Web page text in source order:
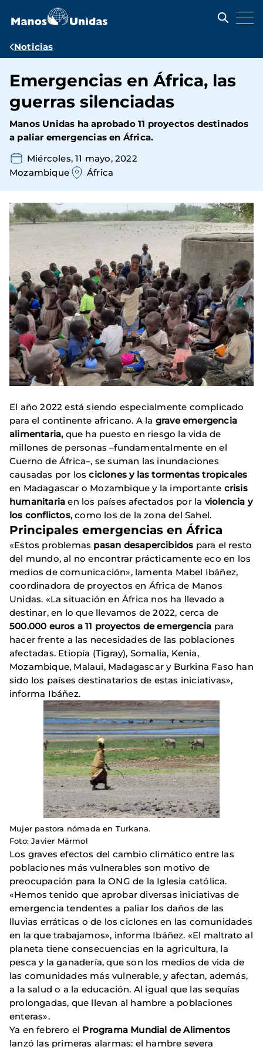
contenido
Ruta
navegación
Noticias
Emergencias en África, las
guerras silenciadas
Manos Unidas ha aprobado 11 proyectos destinados
a paliar emergencias en África.
Miércoles, 11 mayo, 2022
Mozambique
África
El año 2022 está siendo especialmente complicado
para el continente africano. A la grave emergencia
alimentaria,que ha puesto en riesgo la vida de
millones de personas –fundamentalmente en el
Cuerno de África–, se suman las inundaciones
causadas por losciclones y las tormentas tropicales
en Madagascar o Mozambique y la importante crisis
humanitaria en los países afectados por la violencia y
los conflictos, como los de la zona del Sahel.
Principales emergencias en África
«Estos problemas pasan desapercibidos para el resto
del mundo, al no encontrar prácticamente eco en los
medios de comunicación», lamenta Mabel Ibáñez,
coordinadora de proyectos en África de Manos
Unidas. «La situación en África nos ha llevado a
destinar, en lo que llevamos de 2022, cerca de
500.000 euros a 11 proyectos de emergencia para
hacer frente a las necesidades de las poblaciones
afectadas. Etiopía (Tigray), Somalia, Kenia,
Mozambique, Malaui, Madagascar y Burkina Faso han
sido los países destinatarios de estas iniciativas»,
informa Ibáñez.
Mujer pastora nómada en Turkana.
Foto: Javier Mármol
Los graves efectos del cambio climático entre las
poblaciones más vulnerables son motivo de
preocupación para la ONG de la Iglesia católica.
«Hemos tenido que aprobar diversas iniciativas de
emergencia tendentes a paliar los daños de las
lluvias erráticas o de los ciclones en las comunidades
en la que trabajamos», informa Ibáñez. «El maltrato al
planeta tiene consecuencias en la agricultura, la
pesca y la ganadería, que son los medios de vida de
las comunidades más vulnerable, y afectan, además,
a la salud o a la educación. Al igual que las sequías
prolongadas, que llevan al hambre a poblaciones
enteras».
Ya en febrero el Programa Mundial de Alimentos
lanzó las primeras alarmas: el hambre severa